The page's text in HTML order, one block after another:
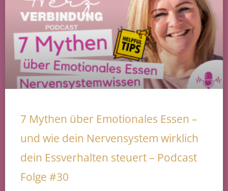
7 Mythen über Emotionales Essen –
und wie dein Nervensystem wirklich
dein Essverhalten steuert – Podcast
Folge #30